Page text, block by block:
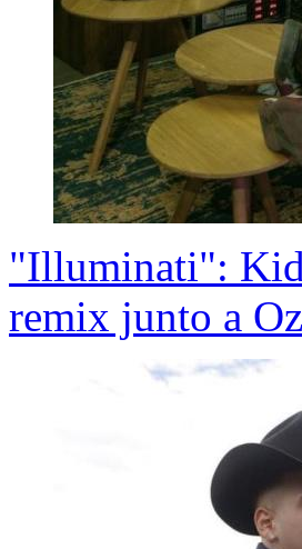
"Illuminati":
remix junto a